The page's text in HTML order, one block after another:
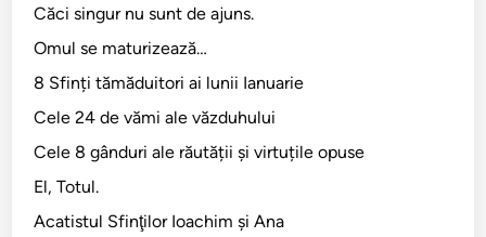
Căci singur nu sunt de ajuns.
Omul se maturizează…
8 Sfinți tămăduitori ai lunii Ianuarie
Cele 24 de vămi ale văzduhului
Cele 8 gânduri ale răutății și virtuțile opuse
El, Totul.
Acatistul Sfinţilor Ioachim şi Ana